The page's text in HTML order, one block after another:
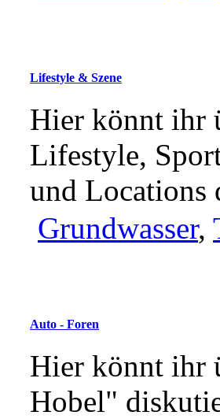
Lifestyle & Szene
Hier könnt ihr
Lifestyle,
und Locations
Grundwasser,
Auto - Foren
Hier könnt ihr
Hobel"